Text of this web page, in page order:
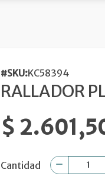
#SKU:KC58394
RALLADOR
$
Cantidad